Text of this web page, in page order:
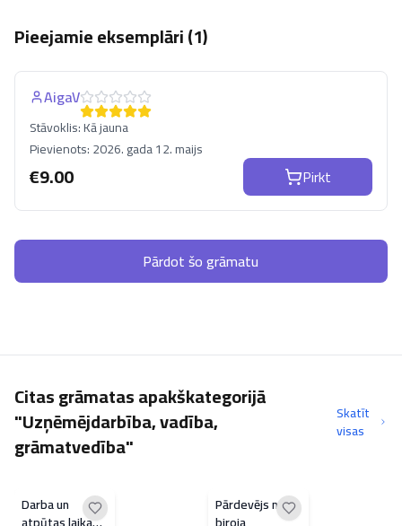
Pieejamie eksemplāri (1)
AigaV
Stāvoklis:Kā jauna
Pievienots:2026. gada 12. maijs
€9.00 Pirkt
Pārdot šo grāmatu
Citas grāmatas apakškategorijā
"Uzņēmējdarbība, vadība,
grāmatvedība"
Skatīt
visas
Darba un Pārdevējs no